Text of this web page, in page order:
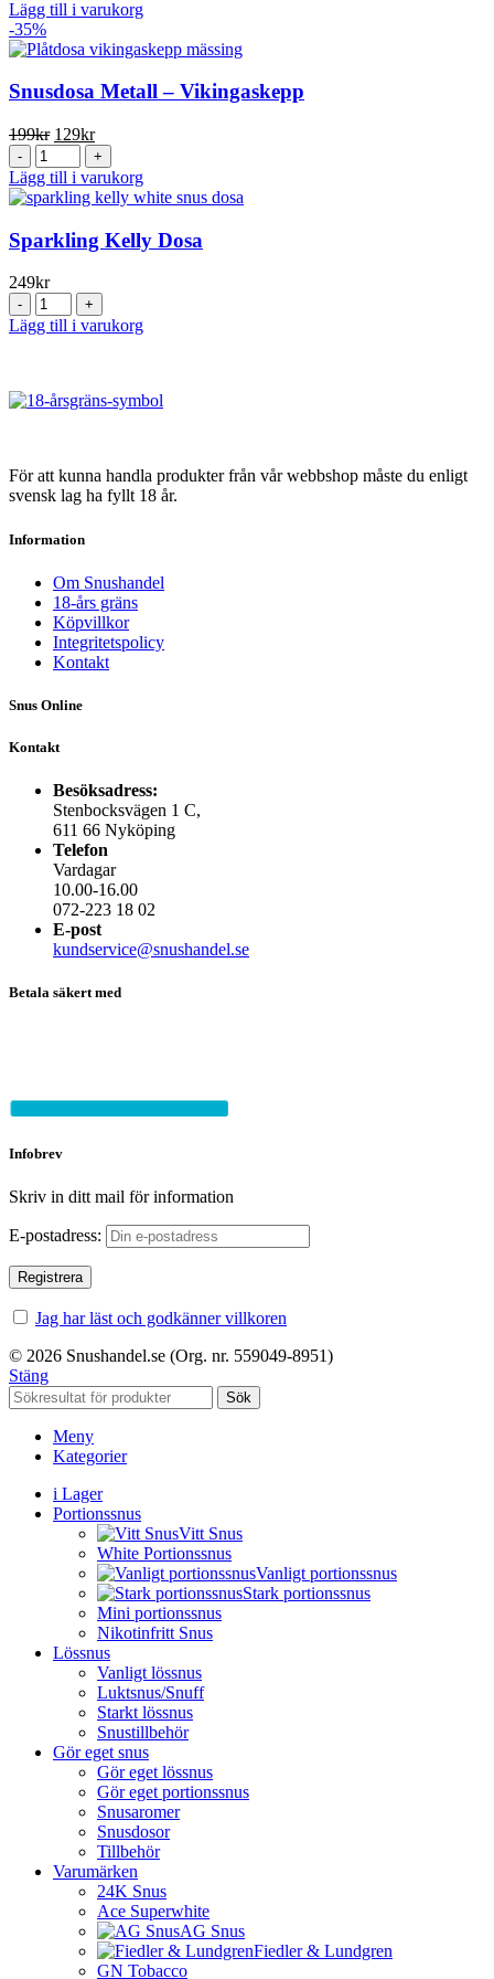
priset
199kr.
priset
129kr.
Metall
-
Viking
svärd
mängd
Lägg till i varukorg
-35%
Snusdosa Metall – Vikingaskepp
199kr Det
ursprungliga
priset
var:
199kr.
129krDet
nuvarande
priset
är:
129kr.
Snusdosa
Metall
-
Vikingaskepp
mängd
Lägg till i varukorg
Sparkling Kelly Dosa
249kr
Sparkling
Kelly
Dosa
Lägg till i varukorg
För att kunna handla produkter från vår webbshop måste du enligt
svensk lag ha fyllt 18 år.
Information
Om Snushandel
18-års gräns
Köpvillkor
Integritetspolicy
Kontakt
Snus Online
Kontakt
Besöksadress:
Stenbocksvägen 1 C,
611 66 Nyköping
Telefon
Vardagar
10.00-16.00
072-223 18 02
E-post
kundservice@snushandel.se
Betala säkert med
Infobrev
Skriv in ditt mail för information
E-postadress:
Jag har läst och godkänner villkoren
© 2026 Snushandel.se (Org. nr. 559049-8951)
Stäng
Sök
Meny
Kategorier
i Lager
Portionssnus
Vitt Snus
White Portionssnus
Vanligt portionssnus
Stark portionssnus
Mini portionssnus
Nikotinfritt Snus
Lössnus
Vanligt lössnus
Luktsnus/Snuff
Starkt lössnus
Snustillbehör
Gör eget snus
Gör eget lössnus
Gör eget portionssnus
Snusaromer
Snusdosor
Tillbehör
Varumärken
24K Snus
Ace Superwhite
AG Snus
Fiedler & Lundgren
GN Tobacco